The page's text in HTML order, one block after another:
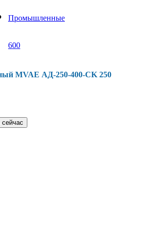
Промышленные
600
MVAE АД-250-400-CK 250
сейчас